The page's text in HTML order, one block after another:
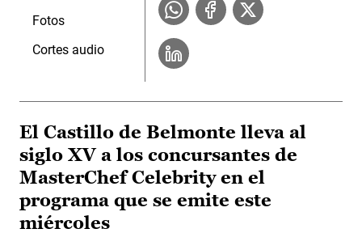
Fotos
Cortes audio
El Castillo de Belmonte lleva al
siglo XV a los concursantes de
MasterChef Celebrity en el
programa que se emite este
miércoles